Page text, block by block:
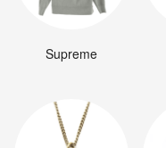
Supreme